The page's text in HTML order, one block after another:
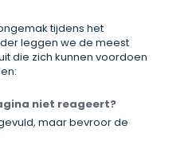
tijdens het
leggen we de meest
die zich kunnen voordoen
niet reageert?
maar bevroor de